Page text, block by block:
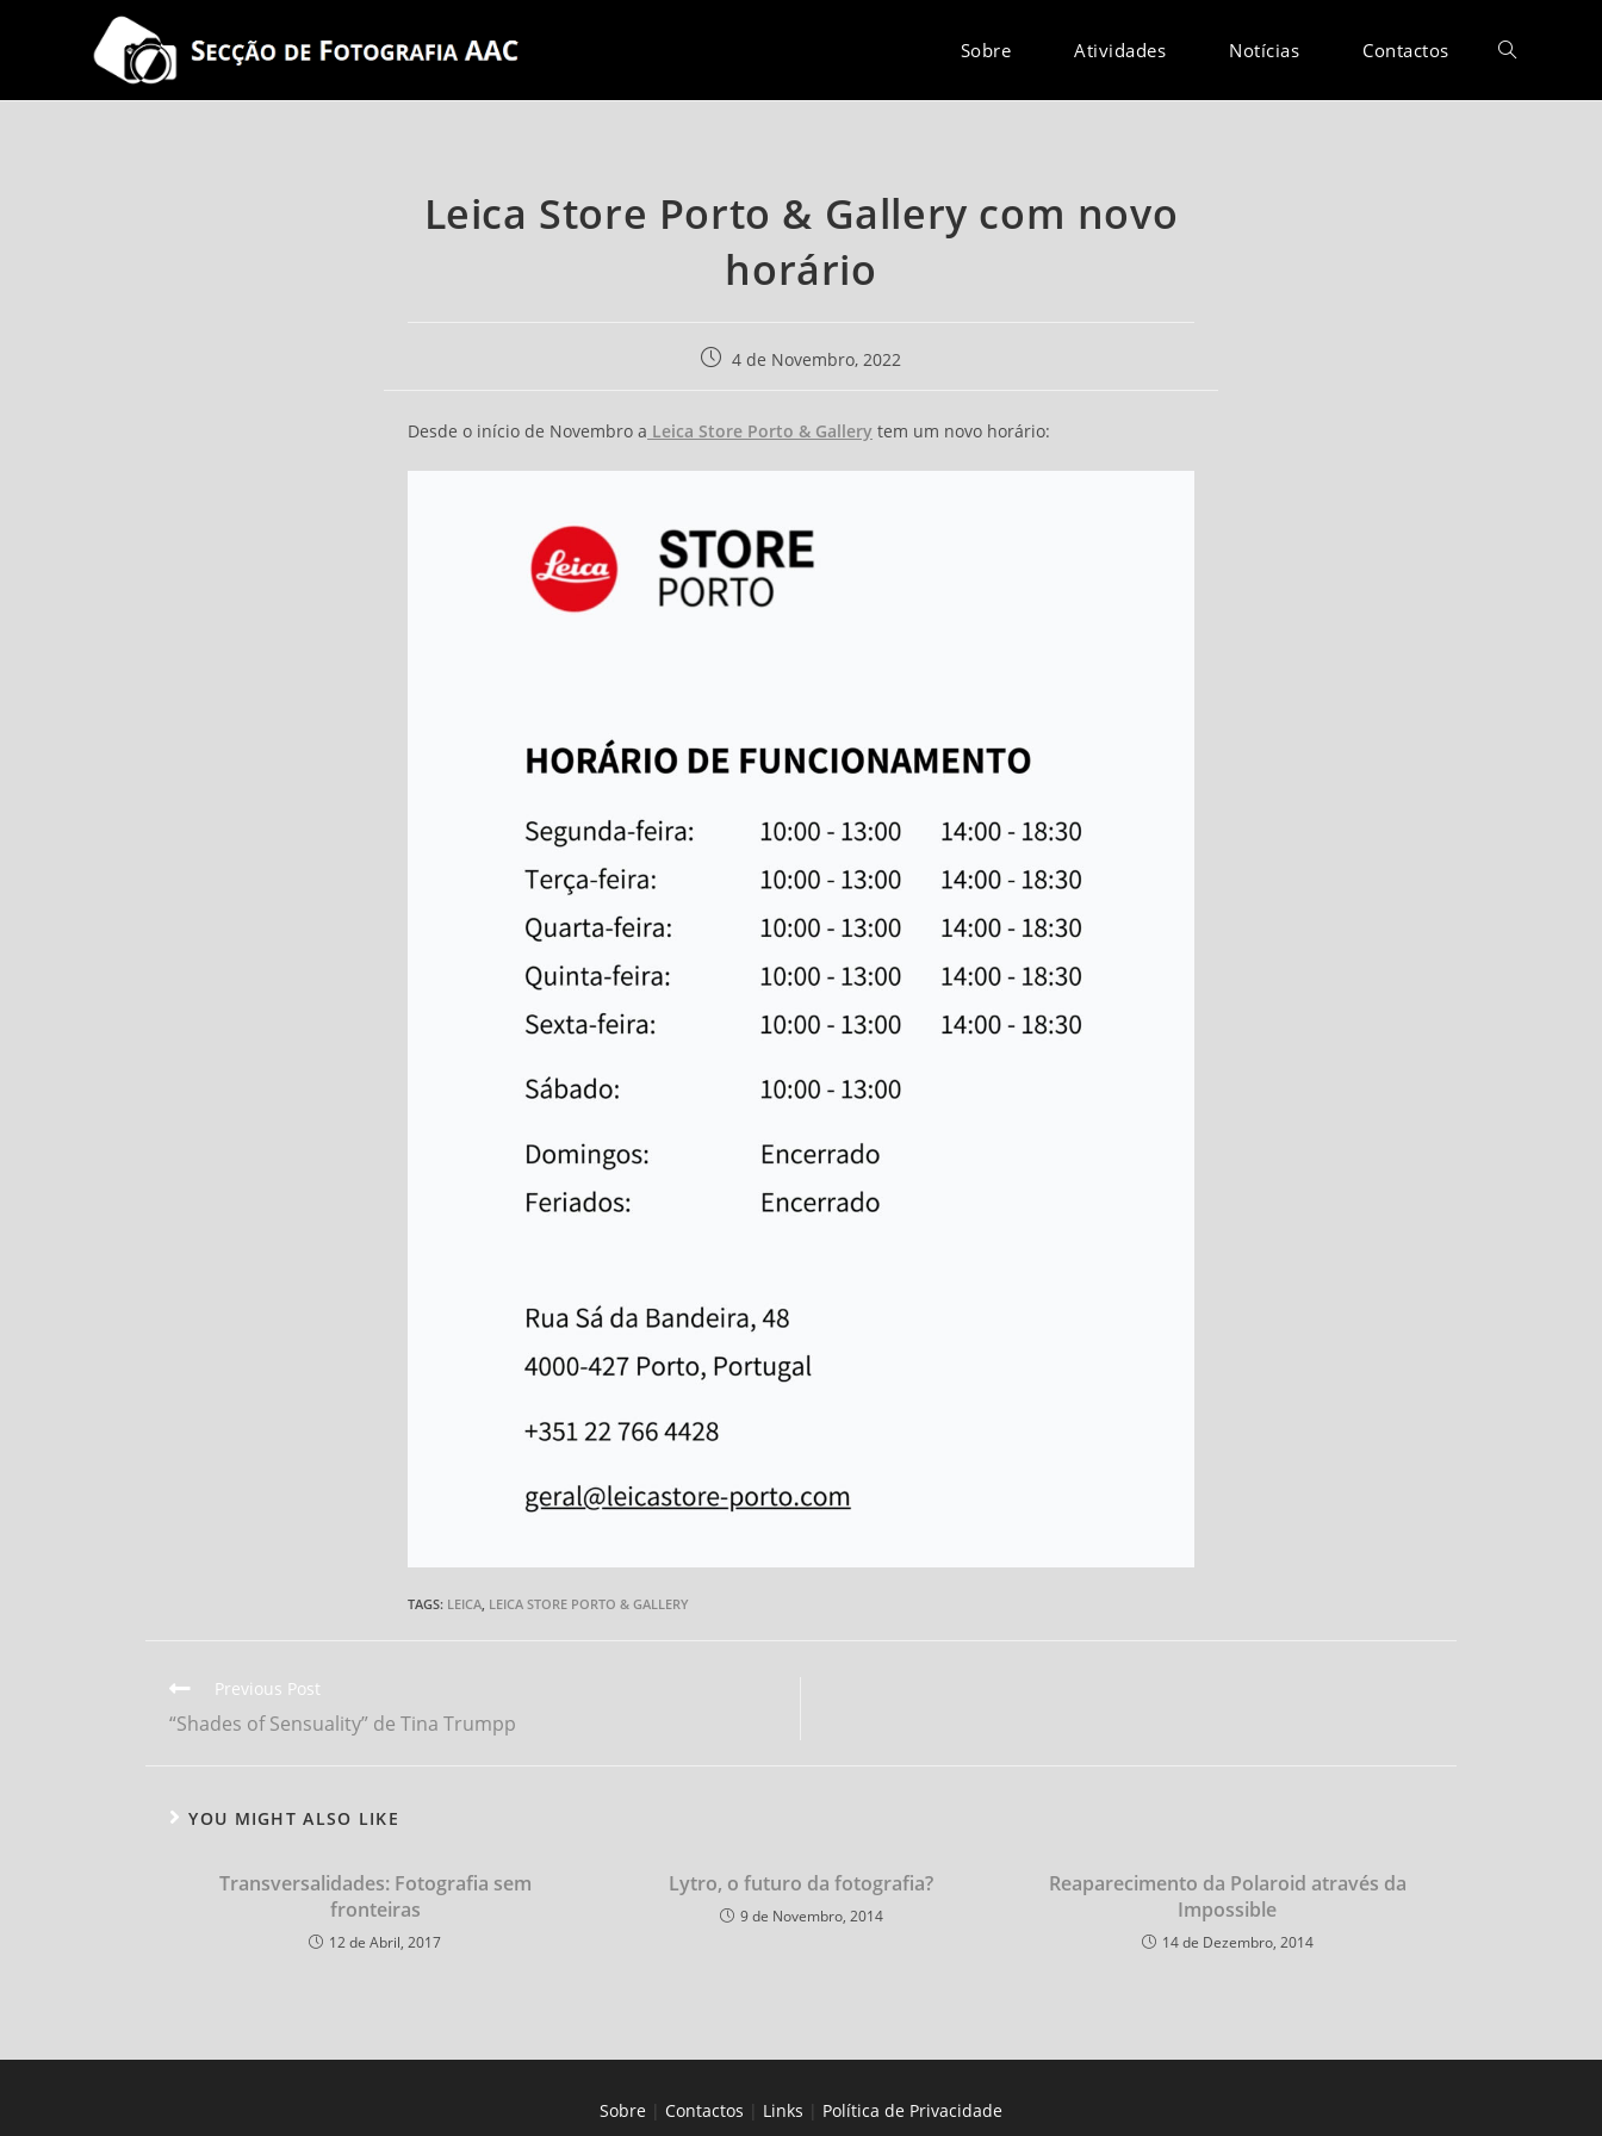
Sobre Atividades Notícias Contactos
Leica Store Porto & Gallery com novo
horário
Post4 de Novembro, 2022
Desde o início de Novembro a Leica Store Porto & Gallery tem um novo horário:
TAGS: LEICA LEICA STORE PORTO & GALLERY
Read
articles
Previous Post
“Shades of Sensuality” de Tina Trumpp
YOU MIGHT ALSO LIKE
Transversalidades: Fotografia sem
fronteiras
12 de Abril, 2017
Lytro, o futuro da fotografia?
9 de Novembro, 2014
Reaparecimento da Polaroid através da
Impossible
14 de Dezembro, 2014
Sobre | Contactos | Links | Política de Privacidade